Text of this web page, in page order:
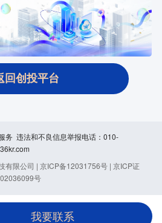
回创投平台
我要联系
务 违法和不良信息举报电话：010-
有限公司 | 京ICP备12031756号 | 京ICP证
号